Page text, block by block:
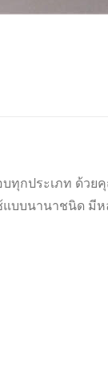
ระเภท ด้วยคุ
บบนานาชนิด มี